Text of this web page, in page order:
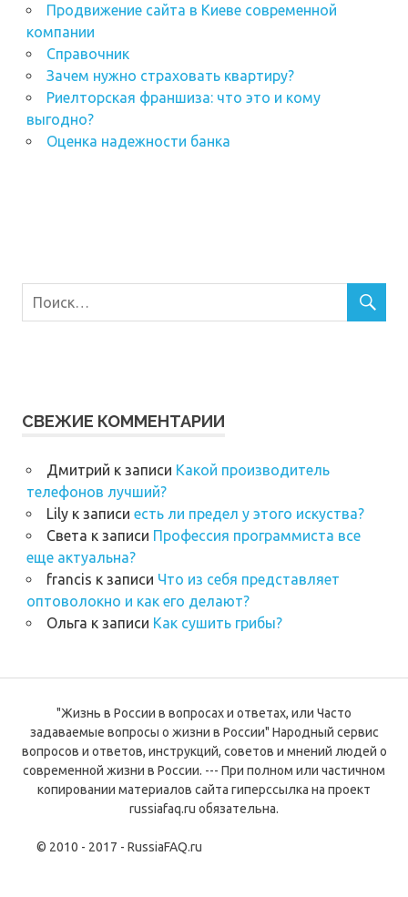
Продвижение сайта в Киеве современной
компании
Справочник
Зачем нужно страховать квартиру?
Риелторская франшиза: что это и кому
выгодно?
Оценка надежности банка
СВЕЖИЕ КОММЕНТАРИИ
Дмитрий к записи Какой производитель
телефонов лучший?
Lilyк записи есть ли предел у этого искуства?
Света к записи Профессия программиста все
еще актуальна?
francis к записи Что из себя представляет
оптоволокно и как его делают?
Ольга к записи Как сушить грибы?
"Жизнь в России в вопросах и ответах, или Часто
задаваемые вопросы о жизни в России" Народный сервис
вопросов и ответов, инструкций, советов и мнений людей о
современной жизни в России. --- При полном или частичном
копировании материалов сайта гиперссылка на проект
russiafaq.ru обязательна.
© 2010 - 2017 - RussiaFAQ.ru